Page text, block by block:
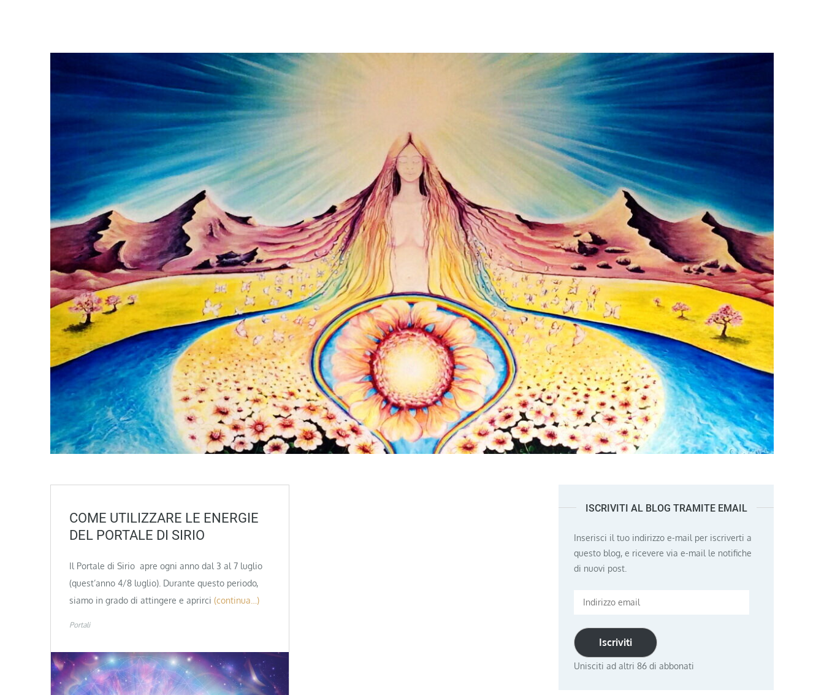
COME UTILIZZARE LE ENERGIE
DEL PORTALE DI SIRIO
Il Portale di Sirio apre ogni anno dal 3 al 7 luglio
(quest’anno 4/8 luglio). Durante questo periodo,
siamo in grado di attingere e aprirci (continua…)
Portali
ISCRIVITI AL BLOG TRAMITE EMAIL
Inserisci il tuo indirizzo e-mail per iscriverti a
questo blog, e ricevere via e-mail le notifiche
di nuovi post.
Indirizzo
Iscriviti
Unisciti ad altri 86 di abbonati